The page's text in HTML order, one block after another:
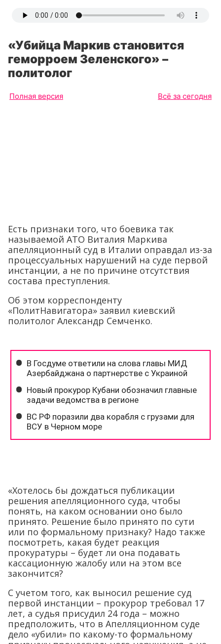
«Убийца Маркив становится
геморроем Зеленского» –
политолог
Полная версия Всё за сегодня
Есть признаки того, что боевика так
называемой АТО Виталия Маркива
апелляционный суд в Италии оправдал из-за
процессуальных нарушений на суде первой
инстанции, а не по причине отсутствия
состава преступления.
Об этом корреспонденту
«ПолитНавигатора» заявил киевский
политолог Александр Семченко.
«Хотелось бы дождаться публикации
решения апелляционного суда, чтобы
понять, на каком основании оно было
принято. Решение было принято по сути
или по формальному признаку? Надо также
посмотреть, какая будет реакция
прокуратуры – будет ли она подавать
кассационную жалобу или на этом все
закончится?
С учетом того, как выносил решение суд
первой инстанции – прокурор требовал 17
лет, а судья присудил 24 года – можно
предположить, что в Апелляционном суде
дело «убили» по какому-то формальному